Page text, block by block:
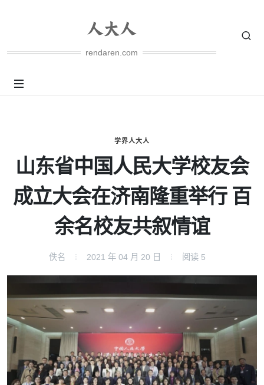
rendaren.com
学界人大人
山东省中国人民大学校友会
成立大会在济南隆重举行 百
余名校友共叙情谊
佚名 2021 年 04 月 20 日 阅读 5